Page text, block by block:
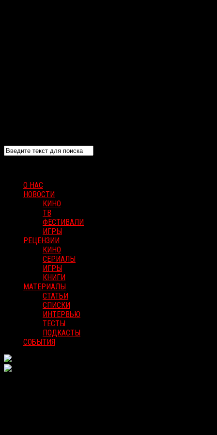
О НАС
НОВОСТИ
КИНО
ТВ
ФЕСТИВАЛИ
ИГРЫ
РЕЦЕНЗИИ
КИНО
СЕРИАЛЫ
ИГРЫ
КНИГИ
МАТЕРИАЛЫ
СТАТЬИ
СПИСКИ
ИНТЕРВЬЮ
ТЕСТЫ
ПОДКАСТЫ
СОБЫТИЯ